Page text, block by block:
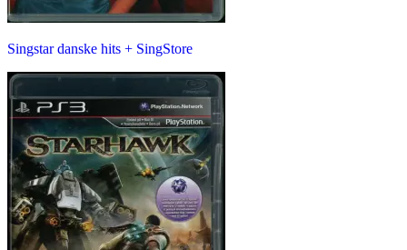
Singstar danske hits + SingStore